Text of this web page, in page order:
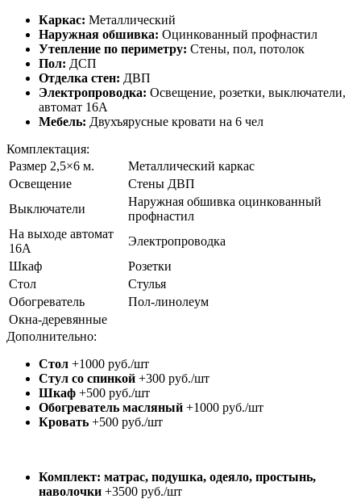
Каркас: Металлический
Наружная обшивка: Оцинкованный профнастил
Утепление по периметру: Стены, пол, потолок
Пол: ДСП
Отделка стен: ДВП
Электропроводка: Освещение, розетки, выключатели,
автомат 16А
Мебель: Двухъярусные кровати на 6 чел
Комплектация:
Размер 2,5×6 м.
Металлический каркас
Освещение
Стены ДВП
Выключатели
Наружная обшивка оцинкованный
профнастил
На выходе автомат
16А
Электропроводка
Шкаф
Розетки
Стол
Стулья
Обогреватель
Пол-линолеум
Окна-деревянные
Дополнительно:
Стол +1000 руб./шт
Стул со спинкой +300 руб./шт
Шкаф +500 руб./шт
Обогреватель масляный +1000 руб./шт
Кровать +500 руб./шт
Комплект: матрас, подушка, одеяло, простынь,
наволочки +3500 руб./шт